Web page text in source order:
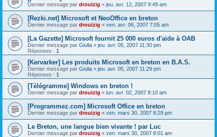
Dernier message par drouizig « jeu. avr. 12, 2007 9:49 am
[Rezki.net] Microsoft et NeoOffice en breton
Dernier message par drouizig « ven. avr. 06, 2007 7:05 am
[La Gazette] Microsoft fournit 25 000 euros d'aide à OAB
Dernier message par Giulia « jeu. avr. 05, 2007 11:30 pm
Réponses : 1
[Kervarker] Les produits Microsoft en breton en B.A.S.
Dernier message par Giulia « jeu. avr. 05, 2007 11:29 pm
Réponses : 1
[Télégramme] Windows en breton !
Dernier message par drouizig « lun. avr. 02, 2007 8:10 am
[Programmez.com] Microsoft Office en breton
Dernier message par drouizig « ven. mars 30, 2007 8:29 pm
Le Breton, une langue bien vivante ! par Luc
Dernier message par drouizig « ven. mars 30, 2007 8:01 am